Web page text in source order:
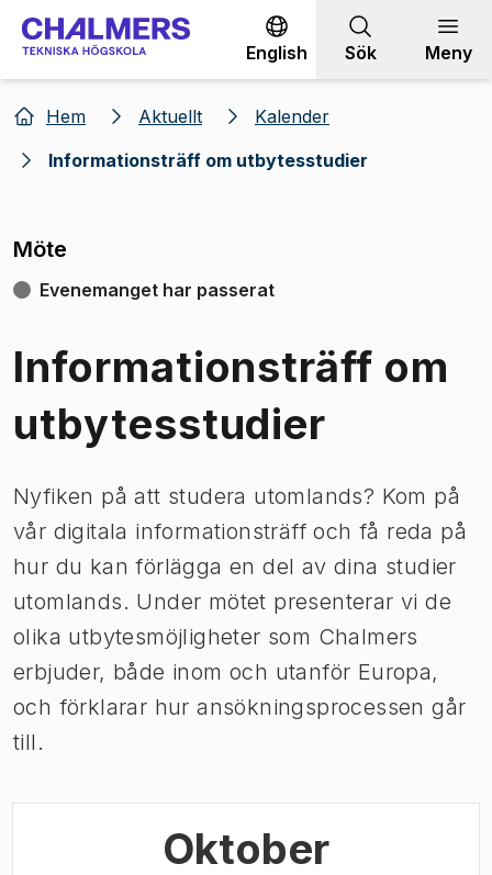
Gå till innehållet
English Sök Meny
Hem Aktuellt
Kalender
Informationsträff om utbytesstudier
Möte
Evenemanget har passerat
Informationsträff om
utbytesstudier
Nyfiken på att studera utomlands? Kom på
vår digitala informationsträff och få reda på
hur du kan förlägga en del av dina studier
utomlands. Under mötet presenterar vi de
olika utbytesmöjligheter som Chalmers
erbjuder, både inom och utanför Europa,
och förklarar hur ansökningsprocessen går
till.
Oktober